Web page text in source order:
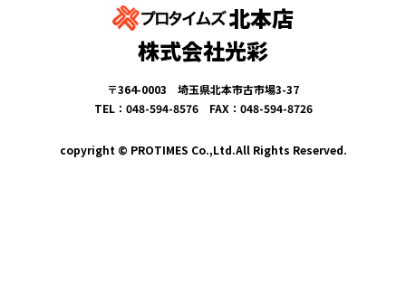
北本店
株式会社光彩
〒364-0003 埼玉県北本市古市場3-37
TEL：048-594-8576 FAX：048-594-8726
copyright © PROTIMES Co.,Ltd.All Rights Reserved.